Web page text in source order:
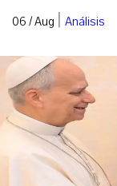
06 / Aug | Análisis